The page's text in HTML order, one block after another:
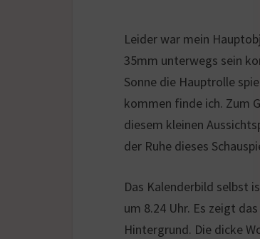
Leider war mein
35mm unterwegs sein
Sonne die Hauptrolle
kommen finde ich. Zum
diesem kleinen
der Ruhe dieses
Das Kalenderbild selbst
um 8.24 Uhr. Es zeigt
Hintergrund. Die dicke